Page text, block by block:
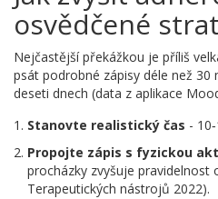
osvědčené
Nejčastější překážkou je příliš
psát podrobné zápisy déle než
deseti dnech (data z aplikace
Stanovte realistický čas -
Propojte zápis s fyzickou
procházky zvyšuje pravidelnost
Terapeutických nástrojů 2022).